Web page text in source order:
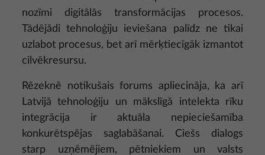
nozīmi digitālās transformācijas procesos.
Tādējādi tehnoloģiju ieviešana palīdz ne tikai
uzlabot procesus, bet arī mērķtiecīgāk izmantot
cilvēkresursu.
Rēzeknē notikušais forums apliecināja, ka arī
Latvijā tehnoloģiju un mākslīgā intelekta rīku
integrācija ir aktuāla nepieciešamība
konkurētspējas saglabāšanai. Ciešs dialogs
starp uzņēmējiem, pētniekiem un valsts